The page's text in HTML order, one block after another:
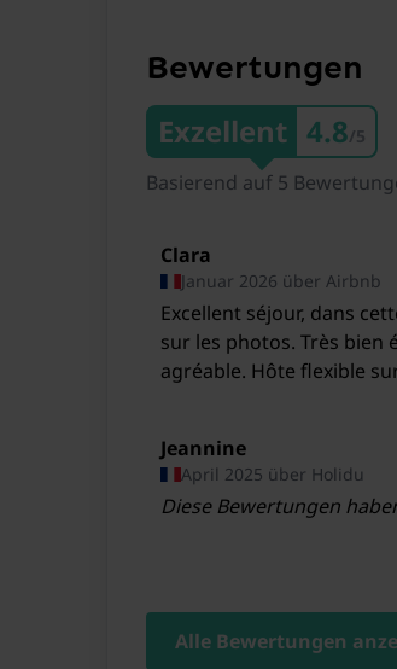
Zug Reignac Café Brulé
Zug Reignac
"Châteauroux-Déols
Airport""" Chateauroux
Bewertungen
Exzellent 4.8/5
Basierend auf 5
Clara
Januar 2026 über Airbnb
Excellent séjour, dans
sur les photos. Très bien équipée, environnement dépaysant et
agréable. Hôte flexible sur les horaires d'arrivée et de départ
Jeannine
April 2025 über Holidu
Diese Bewertungen
Alle Bewertungen